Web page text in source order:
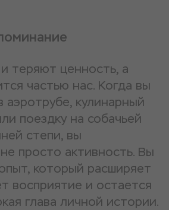
теряют ценность, а
частью нас. Когда вы
аэротрубе, кулинарный
поездку на собачьей
степи, вы
просто активность. Вы
который расширяет
восприятие и остается
глава личной истории.